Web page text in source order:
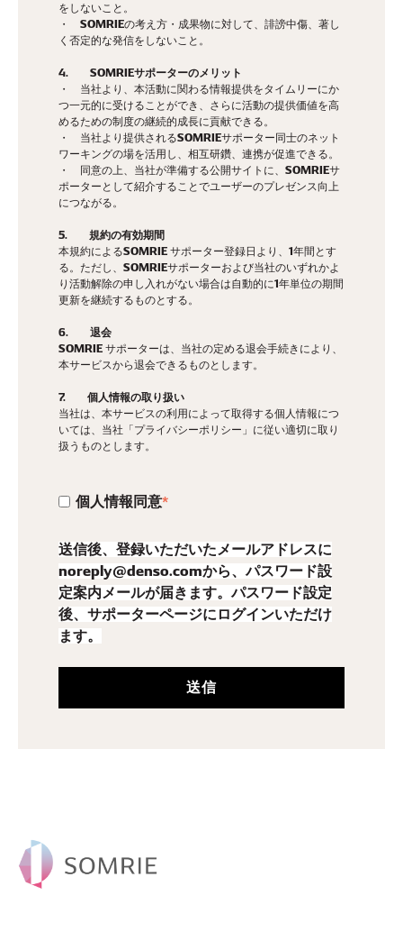
をしないこと。
・ SOMRIEの考え方・成果物に対して、誹謗中傷、著し
く否定的な発信をしないこと。
4. SOMRIEサポーターのメリット
・ 当社より、本活動に関わる情報提供をタイムリーにか
つ一元的に受けることができ、さらに活動の提供価値を高
めるための制度の継続的成長に貢献できる。
・ 当社より提供されるSOMRIEサポーター同士のネット
ワーキングの場を活用し、相互研鑽、連携が促進できる。
・ 同意の上、当社が準備する公開サイトに、SOMRIEサ
ポーターとして紹介することでユーザーのプレゼンス向上
につながる。
5. 規約の有効期間
本規約によるSOMRIE サポーター登録日より、1年間とす
る。ただし、SOMRIEサポーターおよび当社のいずれかよ
り活動解除の申し入れがない場合は自動的に1年単位の期間
更新を継続するものとする。
6. 退会
SOMRIE サポーターは、当社の定める退会手続きにより、
本サービスから退会できるものとします。
7. 個人情報の取り扱い
当社は、本サービスの利用によって取得する個人情報につ
いては、当社「プライバシーポリシー」に従い適切に取り
扱うものとします。
個人情報同意*
送信後、登録いただいたメールアドレスに
noreply@denso.comから、パスワード設
定案内メールが届きます。パスワード設定
後、サポーターページにログインいただけ
ます。